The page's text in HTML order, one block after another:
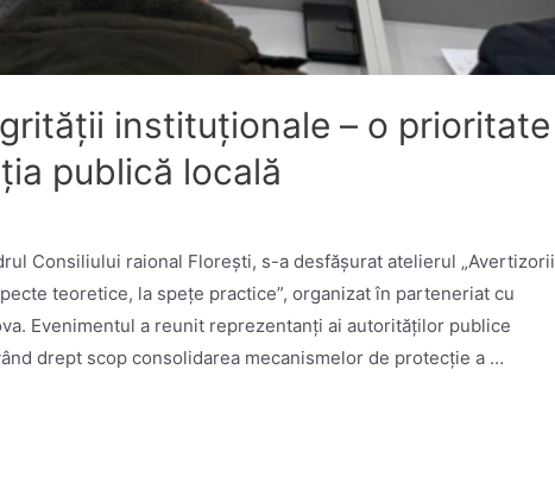
instituționale – o prioritate
publică locală
Consiliului raional Florești, s-a desfășurat atelierul „Avertizorii
teoretice, la spețe practice”, organizat în parteneriat cu
Evenimentul a reunit reprezentanți ai autorităților publice
drept scop consolidarea mecanismelor de protecție a …